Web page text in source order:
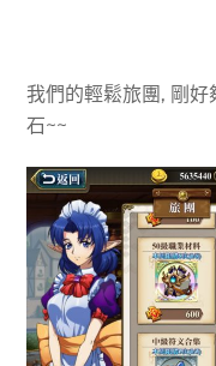
我們的輕鬆旅團, 剛
石~~